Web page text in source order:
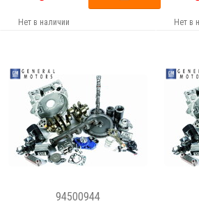
Нет в наличии Нет в
94500944